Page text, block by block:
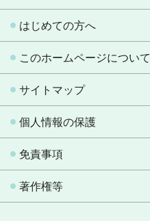
はじめての方へ
このホームページについて
サイトマップ
個人情報の保護
免責事項
著作権等